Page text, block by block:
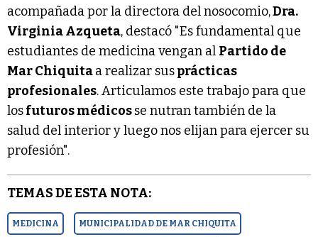
acompañada por la directora del nosocomio,Dra.
Virginia Azqueta, destacó "Es fundamental que
estudiantes de medicina vengan al Partido de
Mar Chiquitaa realizar susprácticas
profesionales. Articulamos este trabajo para que
losfuturos médicosse nutran también de la
salud del interior y luego nos elijan para ejercer su
profesión".
TEMAS DE ESTA NOTA:
MEDICINA MUNICIPALIDAD DE MAR CHIQUITA